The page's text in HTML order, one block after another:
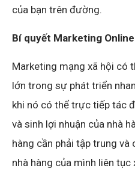
của bạn trên đường.
Bí quyết Marketing
Marketing mạng xã hội có
lớn trong sự phát triển
khi nó có thể trực tiếp tác
và sinh lợi nhuận của nhà
hàng cần phải tập trung
nhà hàng của mình liên